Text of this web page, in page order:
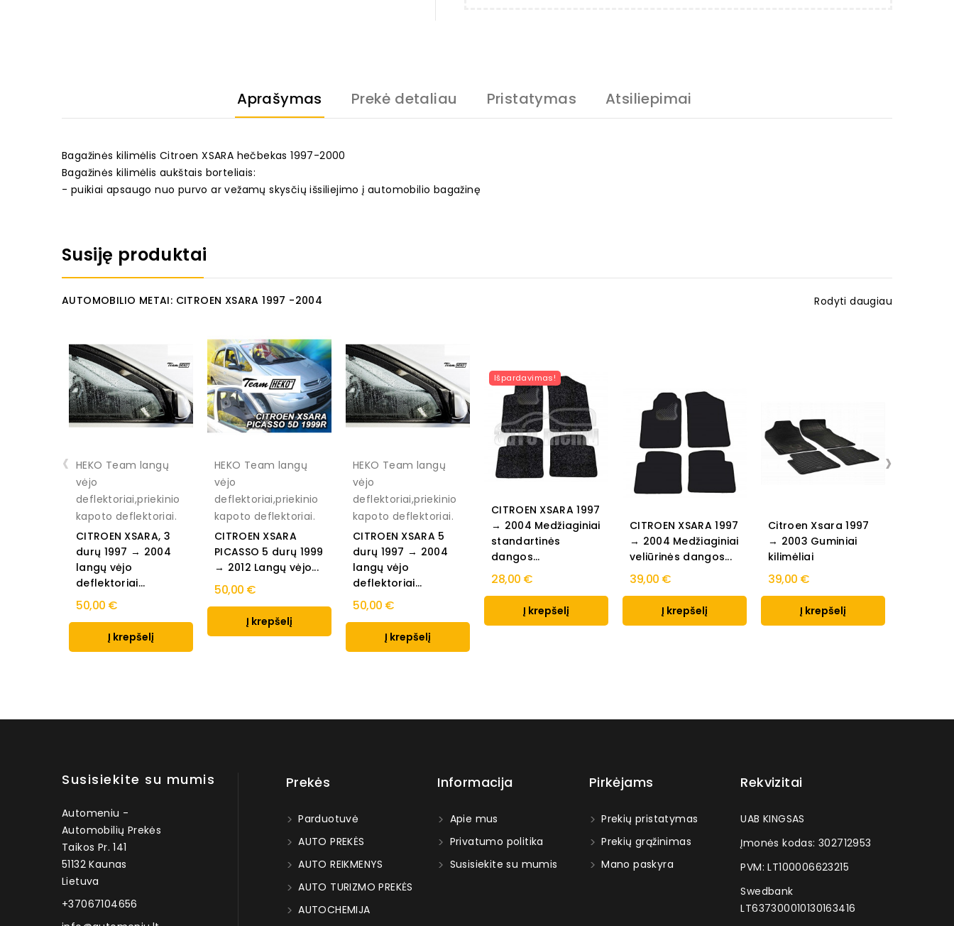
Aprašymas Prekė detaliau Pristatymas Atsiliepimai
Bagažinės kilimėlis Citroen XSARA hečbekas 1997-2000
Bagažinės kilimėlis aukštais borteliais:
- puikiai apsaugo nuo purvo ar vežamų skysčių išsiliejimo į automobilio bagažinę
Susiję produktai
AUTOMOBILIO METAI: CITROEN XSARA 1997 -2004 Rodyti daugiau
HEKO Team langų
vėjo
deflektoriai,priekinio
kapoto deflektoriai.
CITROEN XSARA, 3
durų 1997 → 2004
langų vėjo
deflektoriai...
50,00 €
Į krepšelį
HEKO Team langų
vėjo
deflektoriai,priekinio
kapoto deflektoriai.
CITROEN XSARA
PICASSO 5 durų 1999
→ 2012 Langų vėjo...
50,00 €
Į krepšelį
HEKO Team langų
vėjo
deflektoriai,priekinio
kapoto deflektoriai.
CITROEN XSARA 5
durų 1997 → 2004
langų vėjo
deflektoriai...
50,00 €
Į krepšelį
Išpardavimas!
CITROEN XSARA 1997
→ 2004 Medžiaginiai
standartinės
dangos...
28,00 €
Į krepšelį
CITROEN XSARA 1997
→ 2004 Medžiaginiai
veliūrinės dangos...
39,00 €
Į krepšelį
Citroen Xsara 1997
→ 2003 Guminiai
kilimėliai
39,00 €
Į krepšelį
‹ ›
Susisiekite su mumis
Automeniu -
Automobilių Prekės
Taikos Pr. 141
51132 Kaunas
Lietuva
+37067104656
Prekės
Parduotuvė
AUTO PREKĖS
AUTO REIKMENYS
AUTO TURIZMO PREKĖS
AUTOCHEMIJA
Informacija
Apie mus
Privatumo politika
Susisiekite su mumis
Pirkėjams
Prekių pristatymas
Prekių grąžinimas
Mano paskyra
Rekvizitai
UAB KINGSAS
Įmonės kodas: 302712953
PVM: LT100006623215
Swedbank
LT637300010130163416